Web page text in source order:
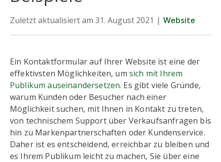
Zuletzt aktualisiert am 31. August 2021 | Website
Ein Kontaktformular auf Ihrer Website ist eine der
effektivsten Möglichkeiten, um sich mit Ihrem
Publikum auseinandersetzen. Es gibt viele Gründe,
warum Kunden oder Besucher nach einer
Möglichkeit suchen, mit Ihnen in Kontakt zu treten,
von technischem Support über Verkaufsanfragen bis
hin zu Markenpartnerschaften oder Kundenservice.
Daher ist es entscheidend, erreichbar zu bleiben und
es Ihrem Publikum leicht zu machen, Sie über eine